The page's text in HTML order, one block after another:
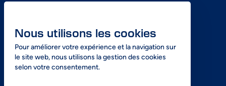
Nous utilisons les cookies
Pour améliorer votre expérience et la navigation sur
le site web, nous utilisons la gestion des cookies
selon votre consentement.